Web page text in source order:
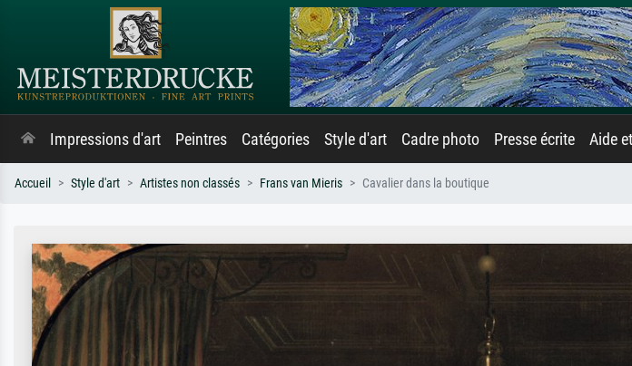
Impressions d'art Peintres Catégories Style d'art Cadre photo Presse écrite Aide
Accueil Style d'art Artistes non classés Frans van Mieris Cavalier dans la boutique